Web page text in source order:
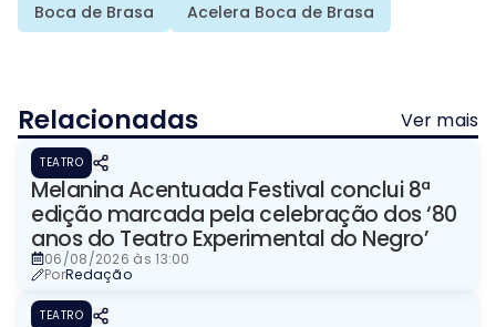
Boca de Brasa Acelera Boca de Brasa
Relacionadas Ver mais
TEATRO
​Melanina Acentuada Festival conclui 8ª
edição marcada pela celebração dos ‘80
anos do Teatro Experimental do Negro’
06/08/2026 às 13:00
PorRedação
TEATRO